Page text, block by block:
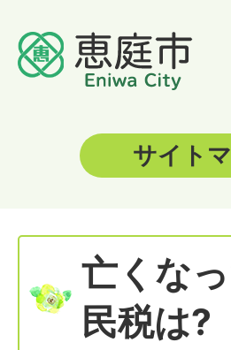
サイト
亡くな
民税は?